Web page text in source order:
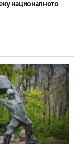
националното